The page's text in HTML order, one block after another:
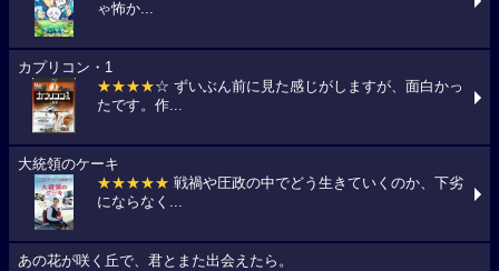
ゃ怖か...
カプリコン・1
★★★★☆ ずいぶん前に見た感じがしますが、面白かっ
たです。作...
大統領のケーキ
★★★★★ 戦禍や圧政の中でどう生きていくのか、下劣
にならなく...
あの花が咲く丘で、君とまた出会えたら。